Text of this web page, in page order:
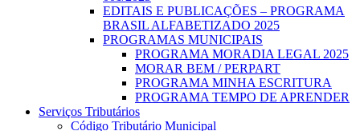
EDITAIS E PUBLICAÇÕES – PROGRAMA
BRASIL ALFABETIZADO 2025
PROGRAMAS MUNICIPAIS
PROGRAMA MORADIA LEGAL 2025
MORAR BEM / PERPART
PROGRAMA MINHA ESCRITURA
PROGRAMA TEMPO DE APRENDER
Serviços Tributários
Código Tributário Municipal